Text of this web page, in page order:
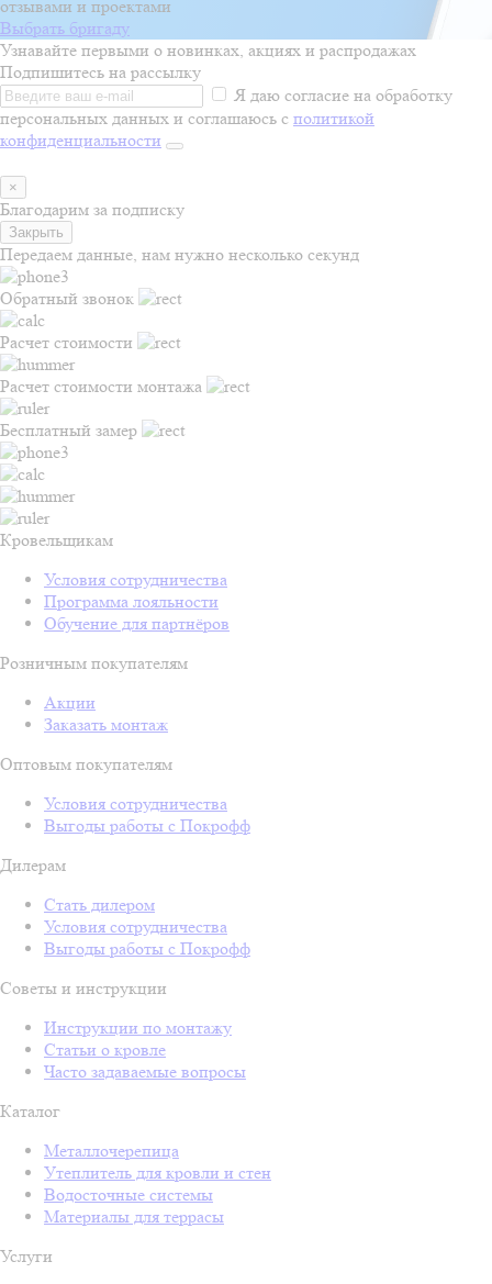
отзывами и проектами
Выбрать бригаду
Узнавайте первыми о новинках, акциях и распродажах
Подпишитесь на рассылку
Я даю согласие на обработку
персональных данных и соглашаюсь с политикой
конфиденциальности
×
Благодарим за подписку
Закрыть
Передаем данные, нам нужно несколько секунд
Обратный звонок
Расчет стоимости
Расчет стоимости монтажа
Бесплатный замер
Кровельщикам
Условия сотрудничества
Программа лояльности
Обучение для партнёров
Розничным покупателям
Акции
Заказать монтаж
Оптовым покупателям
Условия сотрудничества
Выгоды работы с Покрофф
Дилерам
Стать дилером
Условия сотрудничества
Выгоды работы с Покрофф
Советы и инструкции
Инструкции по монтажу
Статьи о кровле
Часто задаваемые вопросы
Каталог
Металлочерепица
Утеплитель для кровли и стен
Водосточные системы
Материалы для террасы
Услуги